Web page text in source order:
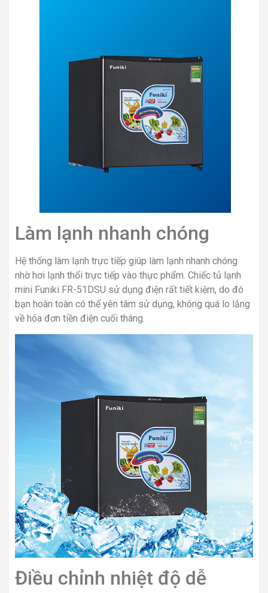
Làm lạnh nhanh chóng
Hệ thống làm lạnh trực tiếp giúp làm lạnh nhanh chóng
nhờ hơi lạnh thổi trực tiếp vào thực phẩm. Chiếc tủ lạnh
mini Funiki FR-51DSU sử dụng điện rất tiết kiệm, do đó
bạn hoàn toàn có thể yên tâm sử dụng, không quá lo lắng
về hóa đơn tiền điện cuối tháng.
Điều chỉnh nhiệt độ dễ